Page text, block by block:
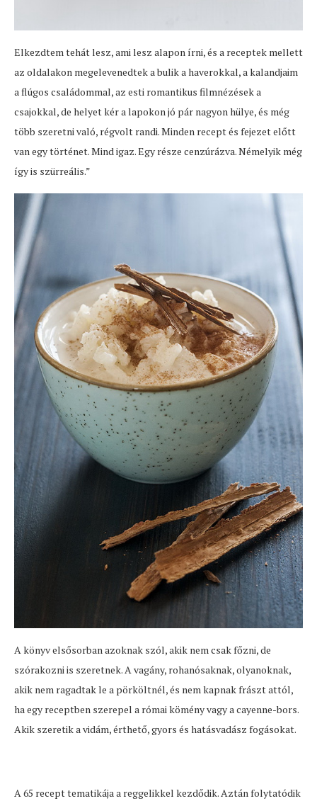
Elkezdtem tehát lesz, ami lesz alapon írni, és a receptek mellett
az oldalakon megelevenedtek a bulik a haverokkal, a kalandjaim
a flúgos családommal, az esti romantikus filmnézések a
csajokkal, de helyet kér a lapokon jó pár nagyon hülye, és még
több szeretni való, régvolt randi. Minden recept és fejezet előtt
van egy történet. Mind igaz. Egy része cenzúrázva. Némelyik még
így is szürreális.”
A könyv elsősorban azoknak szól, akik nem csak főzni, de
szórakozni is szeretnek. A vagány, rohanósaknak, olyanoknak,
akik nem ragadtak le a pörköltnél, és nem kapnak frászt attól,
ha egy receptben szerepel a római kömény vagy a cayenne-bors.
Akik szeretik a vidám, érthető, gyors és hatásvadász fogásokat.
A 65 recept tematikája a reggelikkel kezdődik. Aztán folytatódik